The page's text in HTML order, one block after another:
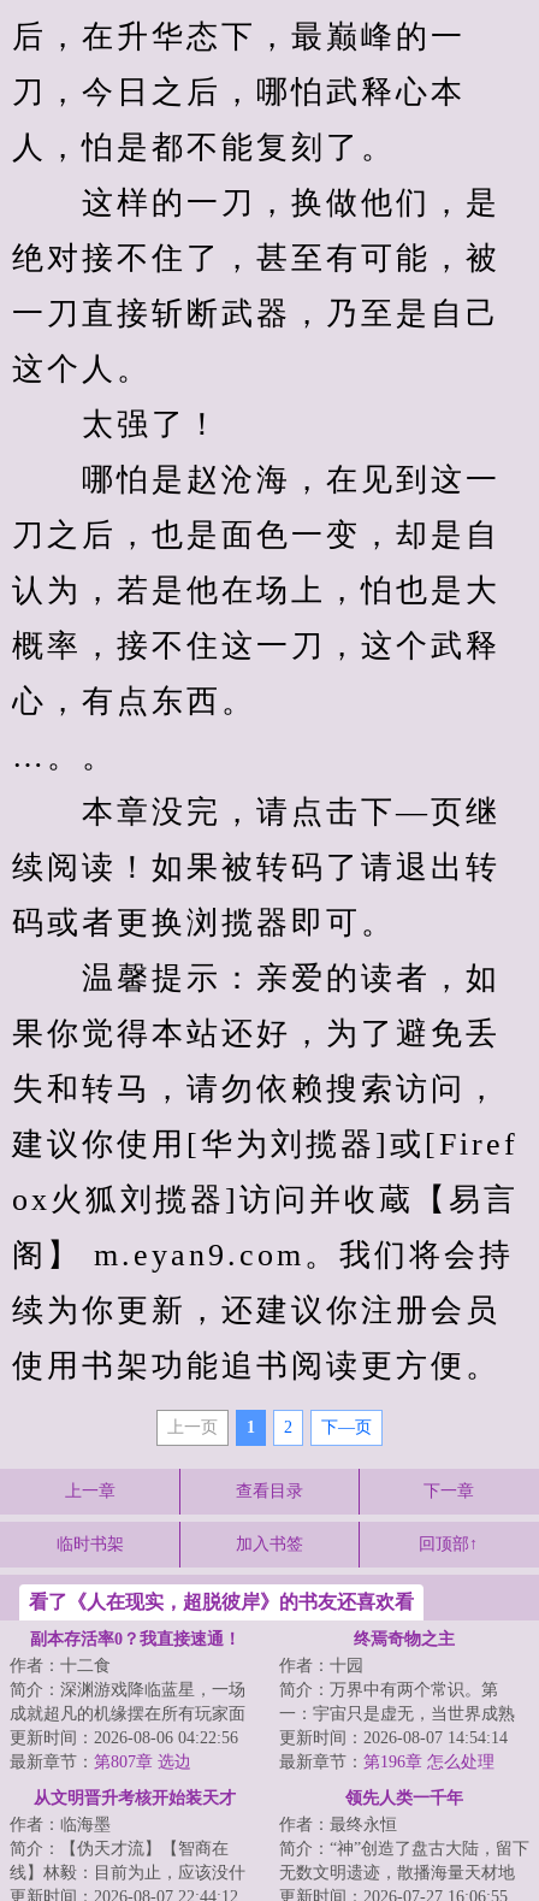
后，在升华态下，最巅峰的一
刀，今日之后，哪怕武释心本
人，怕是都不能复刻了。
这样的一刀，换做他们，是
绝对接不住了，甚至有可能，被
一刀直接斩断武器，乃至是自己
这个人。
太强了！
哪怕是赵沧海，在见到这一
刀之后，也是面色一变，却是自
认为，若是他在场上，怕也是大
概率，接不住这一刀，这个武释
心，有点东西。
…。。
本章没完，请点击下—页继
续阅读！如果被转码了请退出转
码或者更换浏揽器即可。
温馨提示：亲爱的读者，如
果你觉得本站还好，为了避免丢
失和转马，请勿依赖搜索访问，
建议你使用[华为刘揽器]或[Firef
ox火狐刘揽器]访问并收蔵【易言
阁】 m.eyan9.com。我们将会持
续为你更新，还建议你注册会员
使用书架功能追书阅读更方便。
上一页 1 2 下—页
上一章 查看目录 下一章
临时书架 加入书签 回顶部↑
看了《人在现实，超脱彼岸》的书友还喜欢看
副本存活率0？我直接速通！
作者：十二食
简介：深渊游戏降临蓝星，一场
成就超凡的机缘摆在所有玩家面
前。置身危险诡异的深渊游戏，
一步踏错，万劫...
更新时间：2026-08-06 04:22:56
最新章节： 第807章 选边
终焉奇物之主
作者：十园
简介：万界中有两个常识。第
一：宇宙只是虚无，当世界成熟
后，将会无可避免地坠入母河，
往终焉而去。届时...
更新时间：2026-08-07 14:54:14
最新章节： 第196章 怎么处理
从文明晋升考核开始装天才
作者：临海墨
简介：【伪天才流】【智商在
线】林毅：目前为止，应该没什
么我领悟不了的，如果有，稍稍
更新时间：2026-08-07 22:44:12
领先人类一千年
作者：最终永恒
简介：“神”创造了盘古大陆，留下
无数文明遗迹，散播海量天材地
宝。当人类满怀雄心壮志，意图
更新时间：2026-07-27 16:06:55